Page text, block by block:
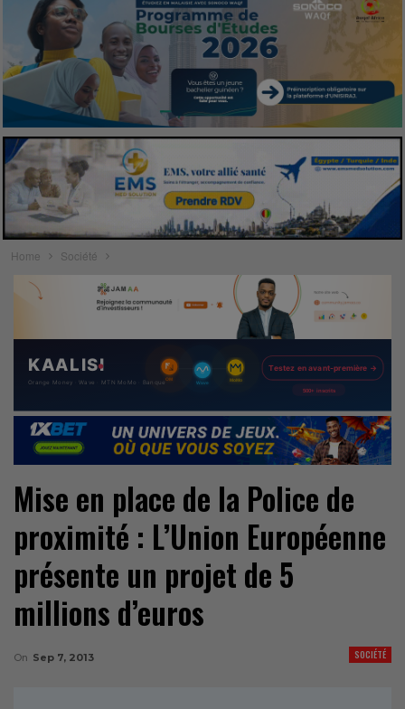
Home Société
Mise en place de la Police de
proximité : L’Union Européenne
présente un projet de 5
millions d’euros
SOCIÉTÉ
On Sep 7, 2013